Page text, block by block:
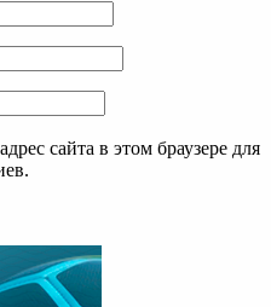
сайта в этом браузере для